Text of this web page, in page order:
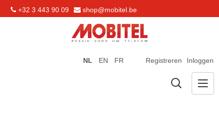
+32 3 443 90 09 shop@mobitel.be
Registreren Inloggen
NL EN FR